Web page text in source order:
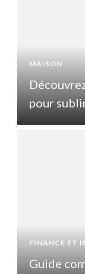
MAISON
pour
FINANCE ET
Guide